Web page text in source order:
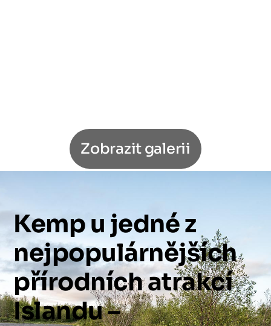
Zobrazit galerii
Kempu jednéz
nejpopulárnějších
přírodníchatrakcí
Islandu–